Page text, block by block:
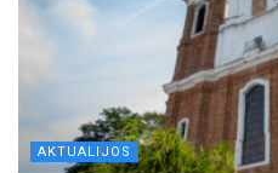
AKTUALIJOS